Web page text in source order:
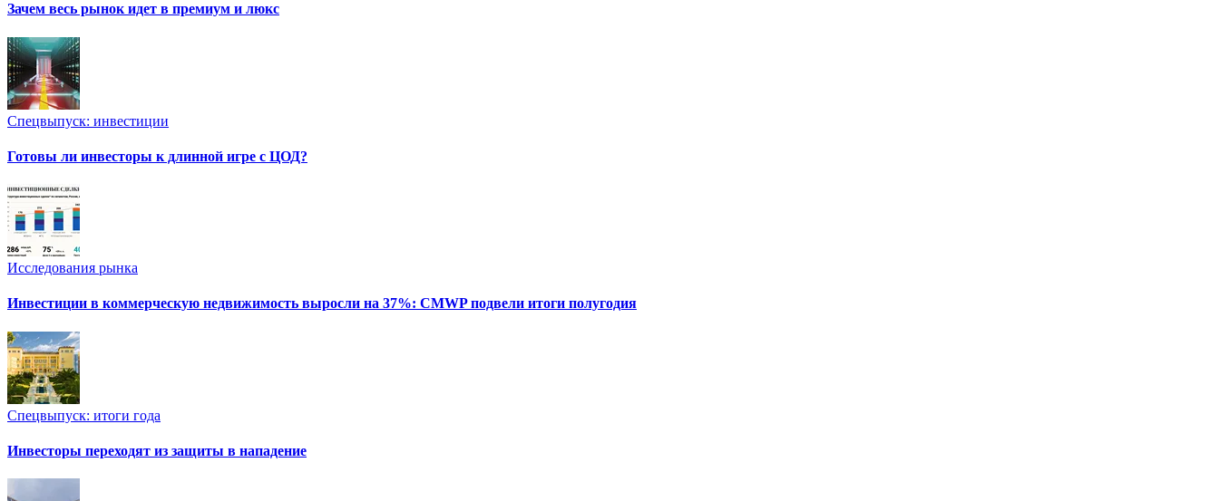
Зачем весь рынок идет в премиум и люкс
Спецвыпуск: инвестиции
Готовы ли инвесторы к длинной игре с ЦОД?
Исследования рынка
Инвестиции в коммерческую недвижимость выросли на 37%: CMWP подвели итоги полугодия
Спецвыпуск: итоги года
Инвесторы переходят из защиты в нападение